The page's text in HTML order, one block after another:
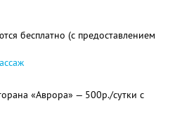
бесплатно (с предоставлением
«Аврора» — 500р./сутки с